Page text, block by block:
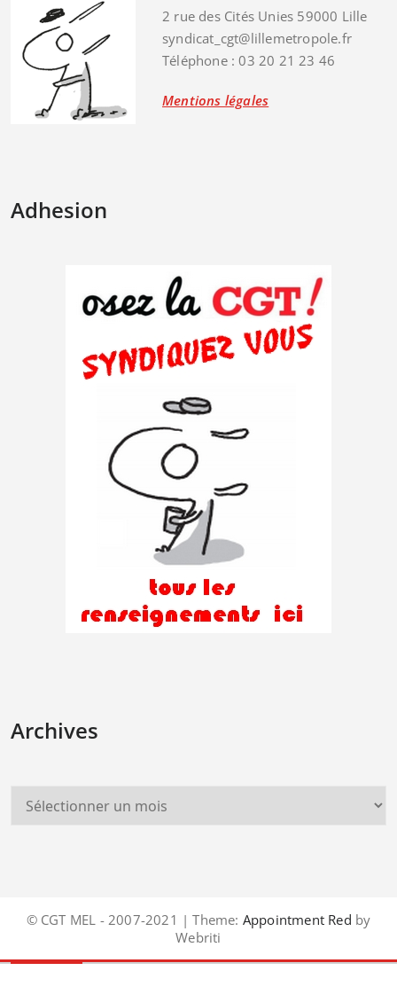
2 rue des Cités Unies 59000 Lille
syndicat_cgt@lillemetropole.fr
Téléphone : 03 20 21 23 46
Mentions légales
Adhesion
Archives
© CGT MEL - 2007-2021 | Theme: Appointment Red by
Webriti